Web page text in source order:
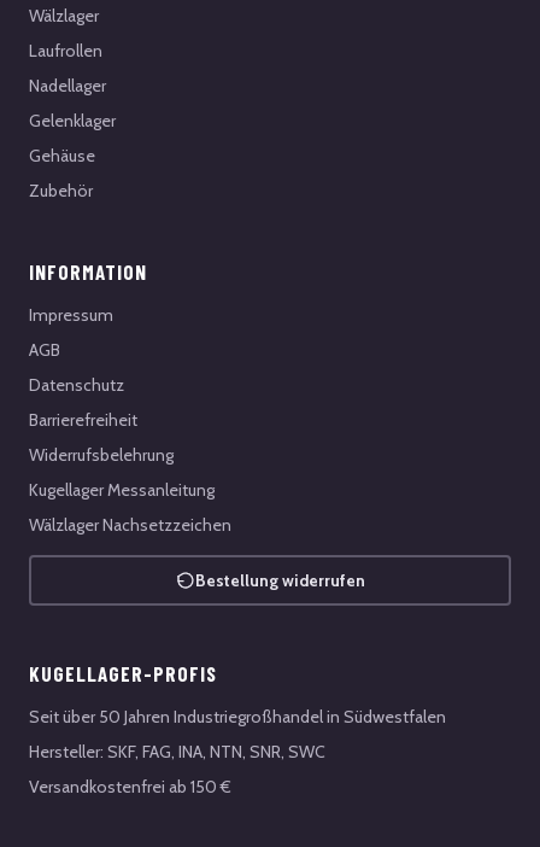
Wälzlager
Laufrollen
Nadellager
Gelenklager
Gehäuse
Zubehör
INFORMATION
Impressum
AGB
Datenschutz
Barrierefreiheit
Widerrufsbelehrung
Kugellager Messanleitung
Wälzlager Nachsetzzeichen
Bestellung widerrufen
KUGELLAGER-PROFIS
Seit über 50 Jahren Industriegroßhandel in Südwestfalen
Hersteller: SKF, FAG, INA, NTN, SNR, SWC
Versandkostenfrei ab 150 €